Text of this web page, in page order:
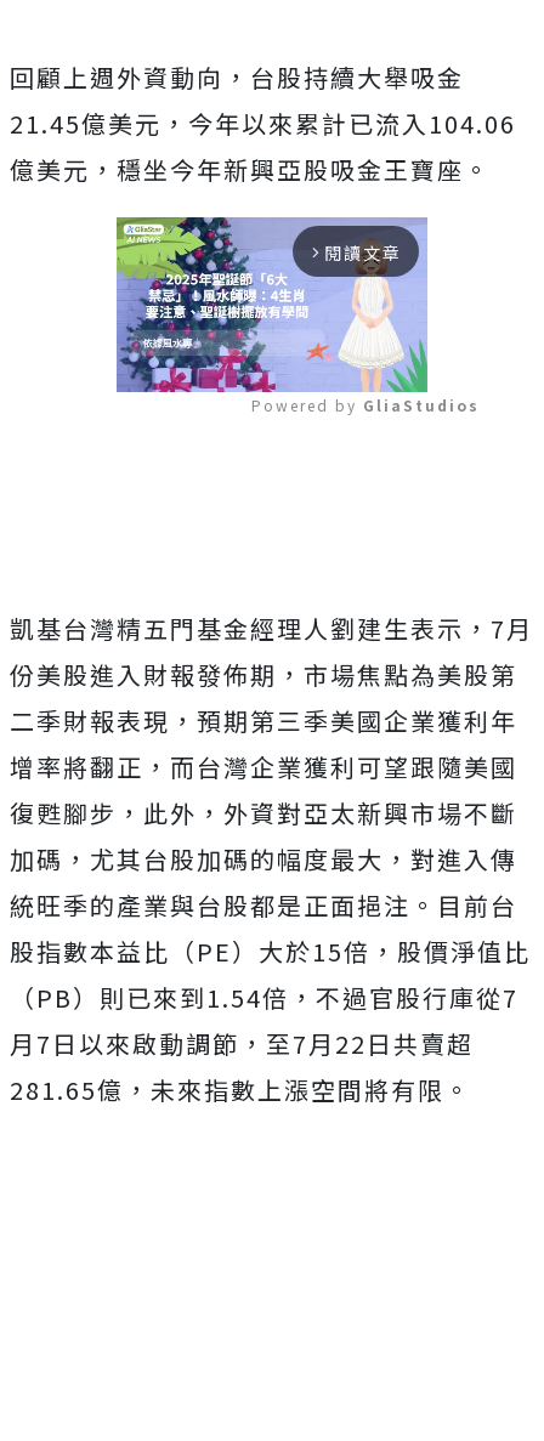
回顧上週外資動向，台股持續大舉吸金
21.45億美元，今年以來累計已流入104.06
億美元，穩坐今年新興亞股吸金王寶座。
arrow_forward_ios 閱讀文章
Powered by GliaStudios
凱基台灣精五門基金經理人劉建生表示，7月
份美股進入財報發佈期，市場焦點為美股第
二季財報表現，預期第三季美國企業獲利年
增率將翻正，而台灣企業獲利可望跟隨美國
復甦腳步，此外，外資對亞太新興市場不斷
加碼，尤其台股加碼的幅度最大，對進入傳
統旺季的產業與台股都是正面挹注。目前台
股指數本益比（PE）大於15倍，股價淨值比
（PB）則已來到1.54倍，不過官股行庫從7
月7日以來啟動調節，至7月22日共賣超
281.65億，未來指數上漲空間將有限。